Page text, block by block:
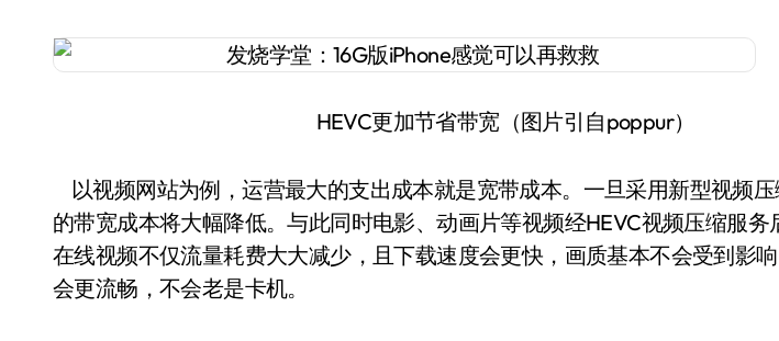
HEVC更加节省带宽（图片引自poppur）
以视频网站为例，运营最大的支出成本就是宽带成本。一旦采用新型视频
的带宽成本将大幅降低。与此同时电影、动画片等视频经HEVC视频压缩服务
在线视频不仅流量耗费大大减少，且下载速度会更快，画质基本不会受到影
会更流畅，不会老是卡机。